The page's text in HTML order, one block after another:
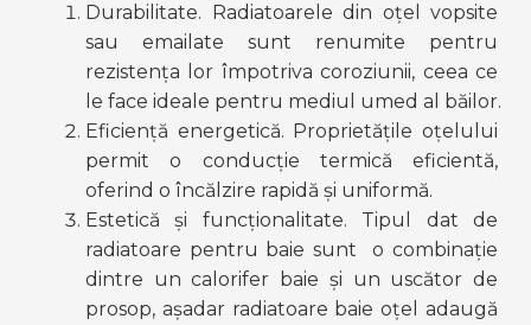
Durabilitate. Radiatoarele din oțel vopsite
sau emailate sunt renumite pentru
rezistența lor împotriva coroziunii, ceea ce
le face ideale pentru mediul umed al băilor.
Eficiență energetică. Proprietățile oțelului
permit o conducție termică eficientă,
oferind o încălzire rapidă și uniformă.
Estetică și funcționalitate. Tipul dat de
radiatoare pentru baie sunt  o combinație
dintre un calorifer baie și un uscător de
prosop, așadar radiatoare baie oțel adaugă